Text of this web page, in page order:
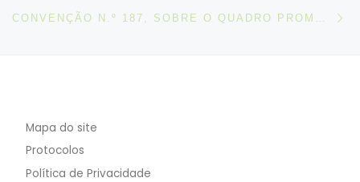
Mapa do site
Protocolos
Política de Privacidade